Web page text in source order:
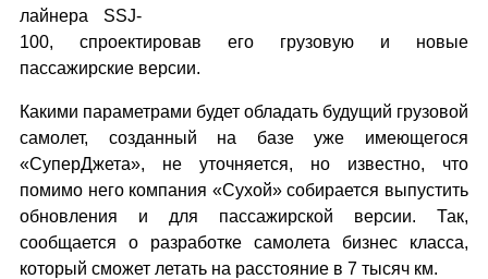
лайнера SSJ-
100, спроектировав его грузовую и новые
пассажирские версии.
Какими параметрами будет обладать будущий грузовой
самолет, созданный на базе уже имеющегося
«СуперДжета», не уточняется, но известно, что
помимо него компания «Сухой» собирается выпустить
обновления и для пассажирской версии. Так,
сообщается о разработке самолета бизнес класса,
который сможет летать на расстояние в 7 тысяч км.